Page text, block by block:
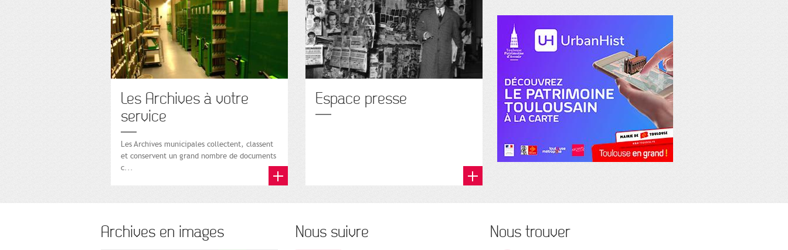
Les Archives à votre
service
Les Archives municipales collectent, classent
et conservent un grand nombre de documents
c...
Espace presse
Archives en images Nous suivre Nous trouver